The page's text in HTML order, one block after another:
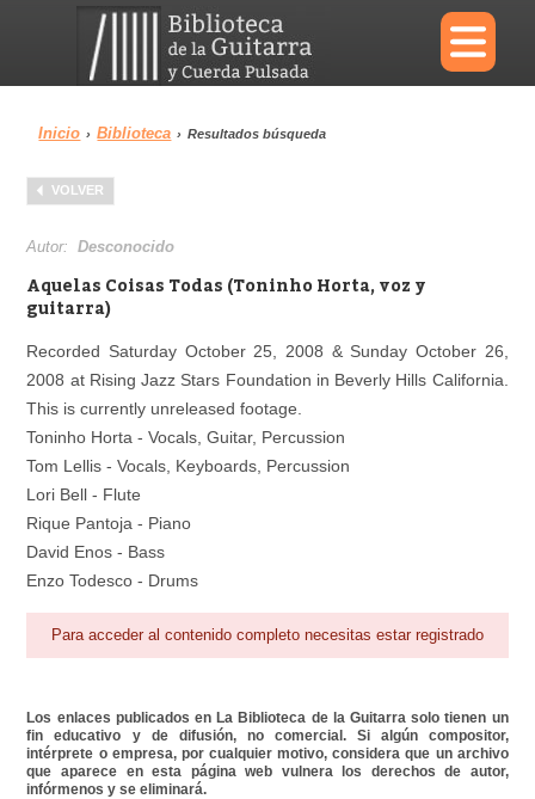
×
Menu
Biblioteca
Área personal Reproductor
Inicio › Biblioteca › Resultados búsqueda
VOLVER
Autor:Desconocido
Aquelas Coisas Todas (Toninho Horta, voz y
guitarra)
Recorded Saturday October 25, 2008 & Sunday October 26,
2008 at Rising Jazz Stars Foundation in Beverly Hills California.
This is currently unreleased footage.
Toninho Horta - Vocals, Guitar, Percussion
Tom Lellis - Vocals, Keyboards, Percussion
Lori Bell - Flute
Rique Pantoja - Piano
David Enos - Bass
Enzo Todesco - Drums
Para acceder al contenido completo necesitas estar registrado
Los enlaces publicados en La Biblioteca de la Guitarra solo tienen un
fin educativo y de difusión, no comercial. Si algún compositor,
intérprete o empresa, por cualquier motivo, considera que un archivo
que aparece en esta página web vulnera los derechos de autor,
infórmenos y se eliminará.